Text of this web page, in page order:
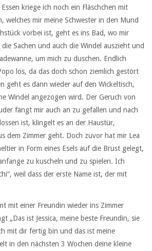
kriege ich noch ein Fläschchen mit
welches mir meine Schwester in den Mund
vorbei ist, geht es ins Bad, wo mir
Sachen und auch die Windel auszieht und
um mich zu duschen. Endlich
los, da das doch schon ziemlich gestört
geht es dann wieder auf den Wickeltisch,
Windel angezogen wird. Der Geruch von
fängt mir auch an zu gefallen und nach
ist, klingelt es an der Haustür,
dem Zimmer geht. Doch zuvor hat mir Lea
in Form eines Esels auf die Brust gelegt,
zu kuscheln und zu spielen. Ich
weil dass der erste Name ist, der mit
mit einer Freundin wieder ins Zimmer
„Das ist Jessica, meine beste Freundin, sie
mit dir fertig bin und das ist meine
in den nächsten 3 Wochen deine kleine